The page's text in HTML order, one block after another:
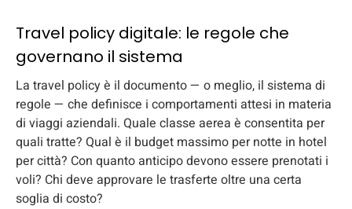
Travel policy digitale: le regole che
governano il sistema
La travel policy è il documento — o meglio, il sistema di
regole — che definisce i comportamenti attesi in materia
di viaggi aziendali. Quale classe aerea è consentita per
quali tratte? Qual è il budget massimo per notte in hotel
per città? Con quanto anticipo devono essere prenotati i
voli? Chi deve approvare le trasferte oltre una certa
soglia di costo?